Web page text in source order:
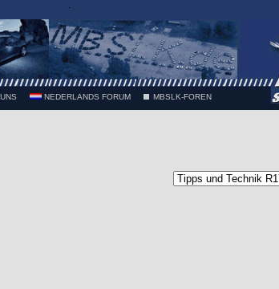
NEDERLANDS FORUM MBSLK-FOREN